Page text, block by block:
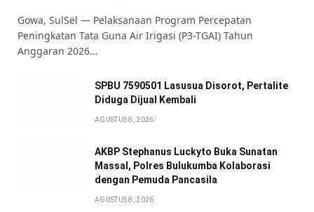
Gowa, SulSel — Pelaksanaan Program Percepatan
Peningkatan Tata Guna Air Irigasi (P3-TGAI) Tahun
Anggaran 2026…
SPBU 7590501 Lasusua Disorot, Pertalite
Diduga Dijual Kembali
AGUSTUS 8, 2026
AKBP Stephanus Luckyto Buka Sunatan
Massal, Polres Bulukumba Kolaborasi
dengan Pemuda Pancasila
AGUSTUS 8, 2026